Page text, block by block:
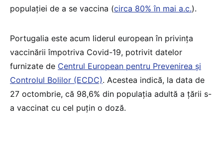
populației de a se vaccina (circa 80% în mai a.c.).
Portugalia este acum liderul european în privința
vaccinării împotriva Covid-19, potrivit datelor
furnizate de Centrul European pentru Prevenirea și
Controlul Bolilor (ECDC). Acestea indică, la data de
27 octombrie, că 98,6% din populația adultă a țării s-
a vaccinat cu cel puțin o doză.